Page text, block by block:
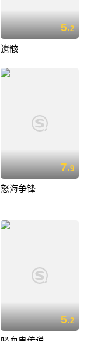
5.2
遗骸
7.9
怒海争锋
5.2